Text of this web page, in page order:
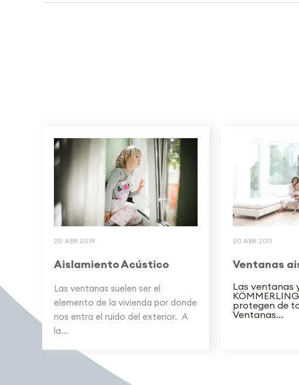
20 ABR 2019
Aislamiento Acústico
Las ventanas suelen ser el
elemento de la vivienda por donde
nos entra el ruido del exterior. A
la...
20 ABR 2011
Ventanas
Las ventanas
protegen de
Ventanas...